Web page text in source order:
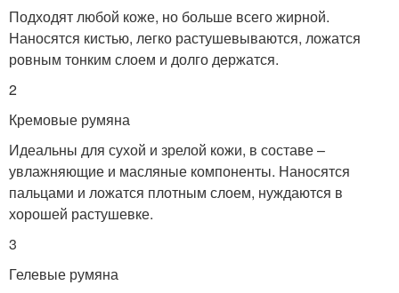
Подходят любой коже, но больше всего жирной.
Наносятся кистью, легко растушевываются, ложатся
ровным тонким слоем и долго держатся.
2
Кремовые румяна
Идеальны для сухой и зрелой кожи, в составе –
увлажняющие и масляные компоненты. Наносятся
пальцами и ложатся плотным слоем, нуждаются в
хорошей растушевке.
3
Гелевые румяна